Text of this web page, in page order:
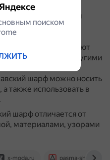
растительные
варианты: шарфы
и арабскими
узорами.
часто декорируют
каймой и другими
шарф можно носить
также использовать в
шарф отличается от
материалами, узорами
x-moda.ru pasma-shop.ru
поиском